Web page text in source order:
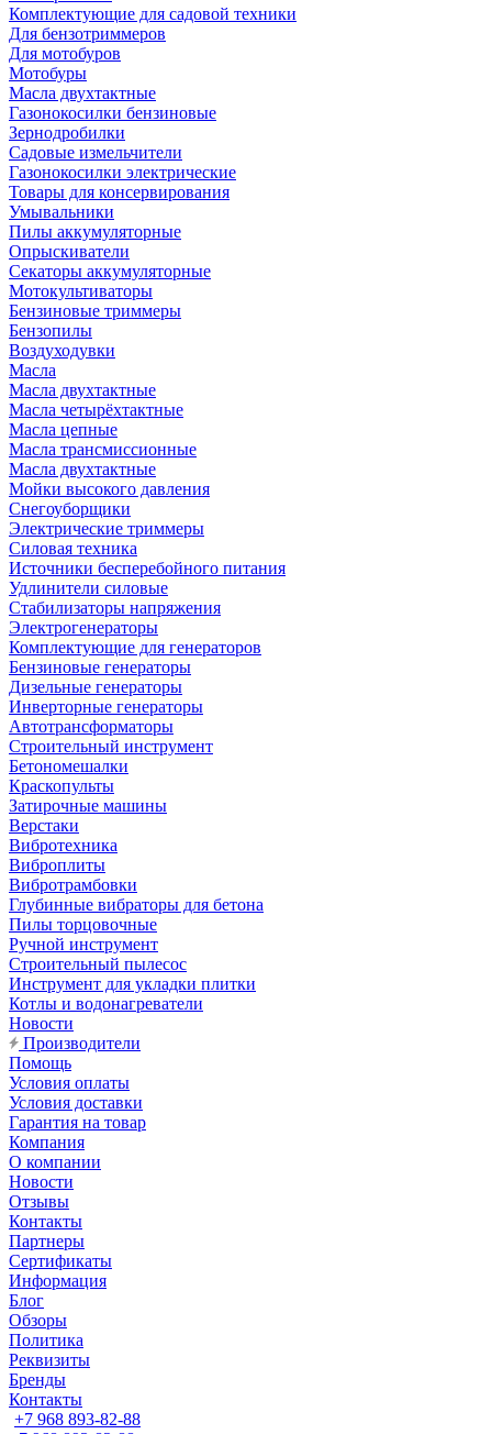
Комплектующие для садовой техники
Для бензотриммеров
Для мотобуров
Мотобуры
Масла двухтактные
Газонокосилки бензиновые
Зернодробилки
Садовые измельчители
Газонокосилки электрические
Товары для консервирования
Умывальники
Пилы аккумуляторные
Опрыскиватели
Секаторы аккумуляторные
Мотокультиваторы
Бензиновые триммеры
Бензопилы
Воздуходувки
Масла
Масла двухтактные
Масла четырёхтактные
Масла цепные
Масла трансмиссионные
Масла двухтактные
Мойки высокого давления
Снегоуборщики
Электрические триммеры
Силовая техника
Источники бесперебойного питания
Удлинители силовые
Стабилизаторы напряжения
Электрогенераторы
Комплектующие для генераторов
Бензиновые генераторы
Дизельные генераторы
Инверторные генераторы
Автотрансформаторы
Строительный инструмент
Бетономешалки
Краскопульты
Затирочные машины
Верстаки
Вибротехника
Виброплиты
Вибротрамбовки
Глубинные вибраторы для бетона
Пилы торцовочные
Ручной инструмент
Строительный пылесос
Инструмент для укладки плитки
Котлы и водонагреватели
Новости
Производители
Помощь
Условия оплаты
Условия доставки
Гарантия на товар
Компания
О компании
Новости
Отзывы
Контакты
Партнеры
Сертификаты
Информация
Блог
Обзоры
Политика
Реквизиты
Бренды
Контакты
+7 968 893-82-88